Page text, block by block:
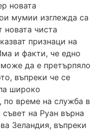
новата
мумии изглежда са
новата чиста
признаци на
и факти, че едно
да е претърпяло
въпреки че се
широко
по време на служба в
съвет на Руан върна
Зеландия, въпреки